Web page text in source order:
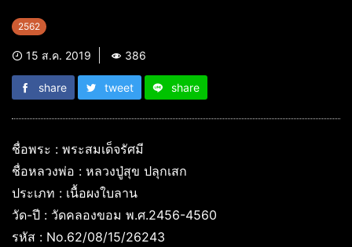
2562
15 ส.ค. 2019 386
share tweet share
ชื่อพระ : พระสมเด็จรัศมี
ชื่อหลวงพ่อ : หลวงปู่สุข ปลุกเสก
ประเภท : เนื้อผงใบลาน
วัด-ปี : วัดคลองขอม พ.ศ.2456-4560
รหัส : No.62/08/15/26243